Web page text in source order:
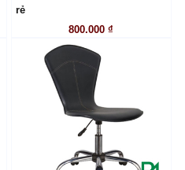
rẻ
800.000 ₫